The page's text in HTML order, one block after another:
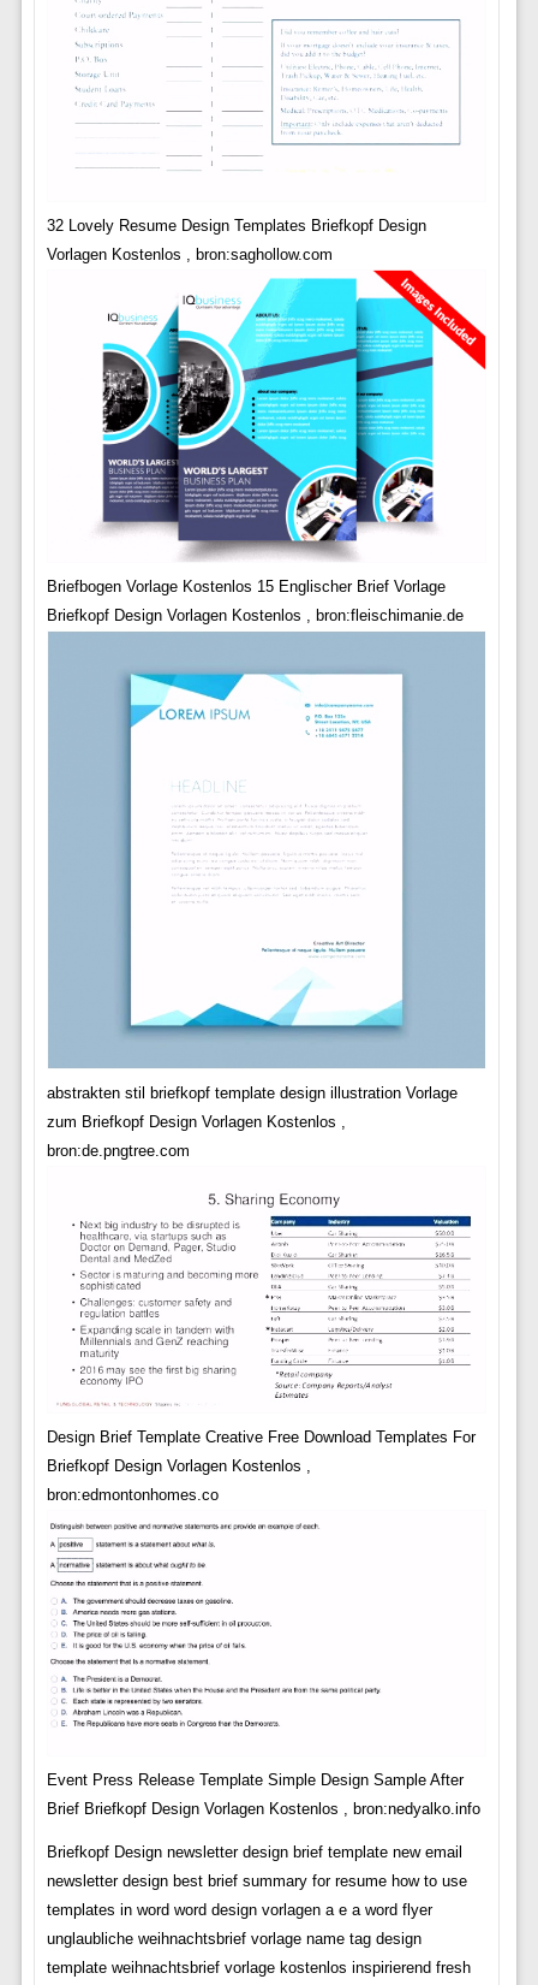
32 Lovely Resume Design Templates Briefkopf Design
Vorlagen Kostenlos , bron:saghollow.com
Briefbogen Vorlage Kostenlos 15 Englischer Brief Vorlage
Briefkopf Design Vorlagen Kostenlos , bron:fleischimanie.de
abstrakten stil briefkopf template design illustration Vorlage
zum Briefkopf Design Vorlagen Kostenlos ,
bron:de.pngtree.com
Design Brief Template Creative Free Download Templates For
Briefkopf Design Vorlagen Kostenlos ,
bron:edmontonhomes.co
Event Press Release Template Simple Design Sample After
Brief Briefkopf Design Vorlagen Kostenlos , bron:nedyalko.info
Briefkopf Design newsletter design brief template new email
newsletter design best brief summary for resume how to use
templates in word word design vorlagen a e a word flyer
unglaubliche weihnachtsbrief vorlage name tag design
template weihnachtsbrief vorlage kostenlos inspirierend fresh